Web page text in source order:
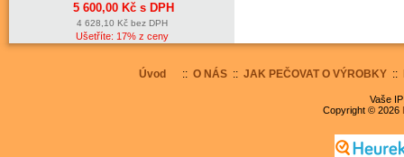
5 600,00 Kč s DPH
4 628,10 Kč bez DPH
Ušetříte: 17% z ceny
Úvod :: O NÁS:: JAK PEČOVAT O VÝROBKY::
Vaše
Copyright © 2026